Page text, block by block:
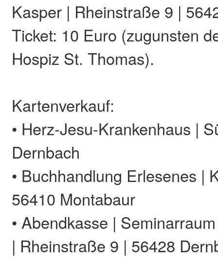
Kasper | Rheinstraße 9 |
Ticket: 10 Euro (zugunsten
Hospiz St. Thomas).
Kartenverkauf:
• Herz-Jesu-Krankenhaus |
Dernbach
• Buchhandlung Erlesenes |
56410 Montabaur
• Abendkasse |
| Rheinstraße 9 | 56428